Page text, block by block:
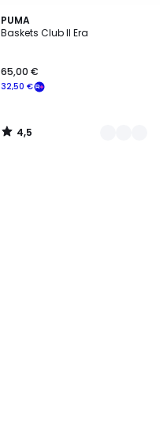
PUMA
Baskets Club II Era
32,50 €
65,00 €
4,5
/ 5
2
Couleurs
4,5
/